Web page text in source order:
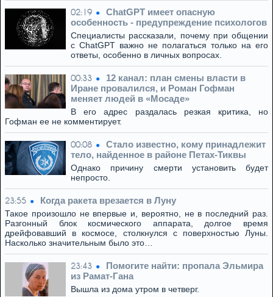
02:19
ChatGPT имеет опасную
особенность - предупреждение психологов
Специалисты рассказали, почему при общении
с ChatGPT важно не полагаться только на его
ответы, особенно в личных вопросах.
00:33
12 канал: план смены власти в
Иране провалился, и Роман Гофман
меняет людей в «Мосаде»
В его адрес раздалась резкая критика, но
Гофман ее не комментирует.
00:08
Стало известно, кому принадлежит
тело, найденное в районе Петах-Тиквы
Однако причину смерти установить будет
непросто.
23:55 Когда ракета врезается в Луну
Такое произошло не впервые и, вероятно, не в последний раз.
Разгонный блок космического аппарата, долгое время
дрейфовавший в космосе, столкнулся с поверхностью Луны.
Насколько значительным было это…
23:43
Помогите найти: пропала Эльмира
из Рамат-Гана
Вышла из дома утром в четверг.